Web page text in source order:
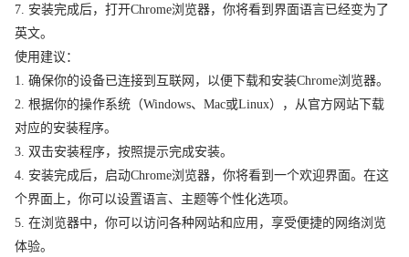
7. 安装完成后，打开Chrome浏览器，你将看到界面语言已经变为了
英文。
使用建议：
1. 确保你的设备已连接到互联网，以便下载和安装Chrome浏览器。
2. 根据你的操作系统（Windows、Mac或Linux），从官方网站下载
对应的安装程序。
3. 双击安装程序，按照提示完成安装。
4. 安装完成后，启动Chrome浏览器，你将看到一个欢迎界面。在这
个界面上，你可以设置语言、主题等个性化选项。
5. 在浏览器中，你可以访问各种网站和应用，享受便捷的网络浏览
体验。